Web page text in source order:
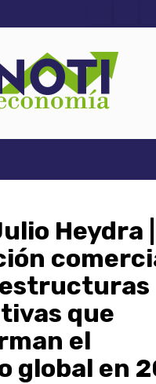
Noti-
economía
Heydra |
estructuras
que
el
global en